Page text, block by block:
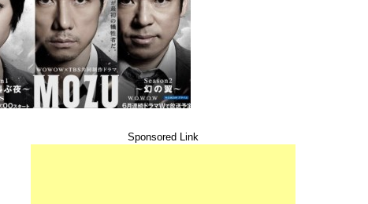
Sponsored Link